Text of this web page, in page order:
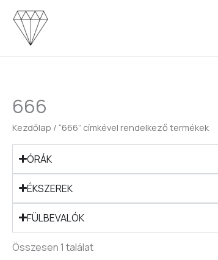
Skip
content
666
Kezdőlap / “666” címkével rendelkező termékek
ÓRÁK
ÉKSZEREK
FÜLBEVALÓK
Összesen 1 találat